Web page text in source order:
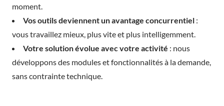
moment.
Vos outils deviennent un avantage concurrentiel :
vous travaillez mieux, plus vite et plus intelligemment.
Votre solution évolue avec votre activité : nous
développons des modules et fonctionnalités à la demande,
sans contrainte technique.